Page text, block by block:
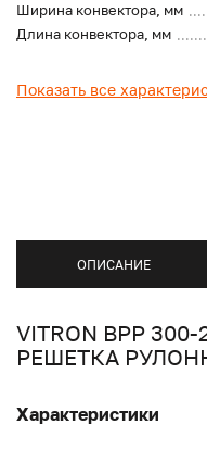
Ширина конвектора, мм
Длина конвектора, мм
Показать все
ОПИСАНИЕ
VITRON ВРР
РЕШЕТКА
Характеристики